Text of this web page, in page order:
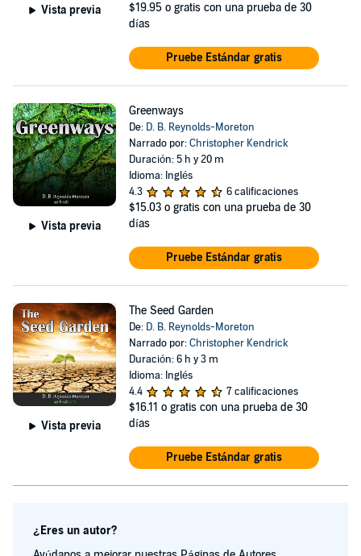
Vista previa $19.95 o gratis con una prueba de 30
días
Pruebe Estándar gratis
Vista previa
Greenways
De: D. B. Reynolds-Moreton
Narrado por:Christopher Kendrick
Duración: 5 h y 20 m
Idioma: Inglés
4.3
6 calificaciones
$15.03 o gratis con una prueba de 30
días
Pruebe Estándar gratis
Vista previa
The Seed Garden
De: D. B. Reynolds-Moreton
Narrado por:Christopher Kendrick
Duración: 6 h y 3 m
Idioma: Inglés
4.4
7 calificaciones
$16.11 o gratis con una prueba de 30
días
Pruebe Estándar gratis
¿Eres un autor?